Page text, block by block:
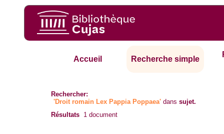
Accueil Recherche simple
Rechercher:
'Droit romain Lex Pappia Poppaea' danssujet.
Résultats 1 document